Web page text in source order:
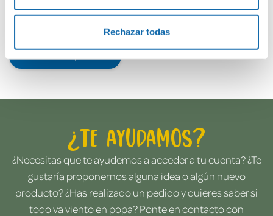
Rechazar todas
Envía tu opinión
¿Te ayudamos?
¿Necesitas que te ayudemos a acceder a tu cuenta? ¿Te
gustaría proponernos alguna idea o algún nuevo
producto? ¿Has realizado un pedido y quieres saber si
todo va viento en popa? Ponte en contacto con